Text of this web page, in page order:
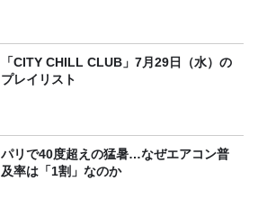
「CITY CHILL CLUB」7月29日（水）の
プレイリスト
パリで40度超えの猛暑…なぜエアコン普
及率は「1割」なのか